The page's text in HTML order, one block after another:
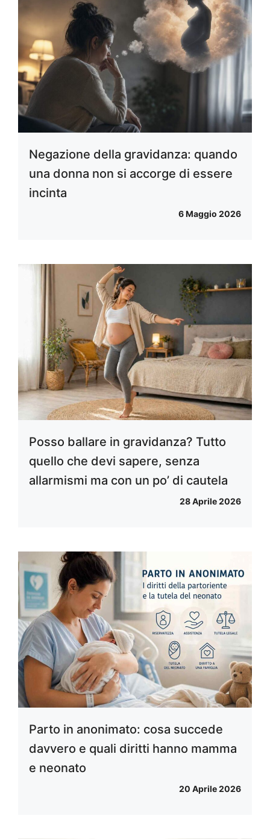
Negazione della gravidanza: quando
una donna non si accorge di essere
incinta
6 Maggio 2026
Posso ballare in gravidanza? Tutto
quello che devi sapere, senza
allarmismi ma con un po’ di cautela
28 Aprile 2026
Parto in anonimato: cosa succede
davvero e quali diritti hanno mamma
e neonato
20 Aprile 2026